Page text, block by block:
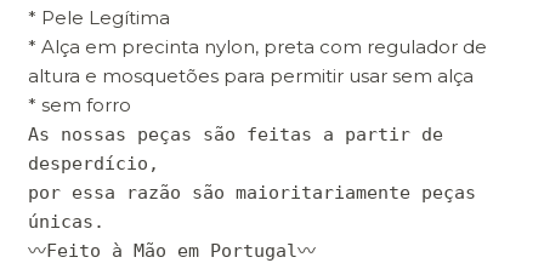
* Pele Legítima
* Alça em precinta nylon, preta com regulador de
altura e mosquetões para permitir usar sem alça
* sem forro
As nossas peças são feitas a partir de
desperdício,
por essa razão são maioritariamente peças
únicas.
〰Feito à Mão em Portugal〰